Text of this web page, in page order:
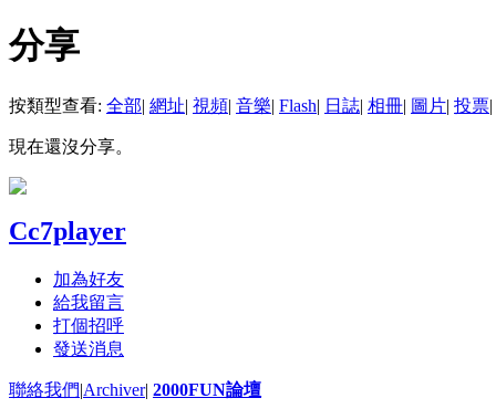
分享
按類型查看: 全部| 網址| 視頻| 音樂| Flash| 日誌| 相冊| 圖片| 投票|
現在還沒分享。
Cc7player
加為好友
給我留言
打個招呼
發送消息
聯絡我們|Archiver| 2000FUN論壇